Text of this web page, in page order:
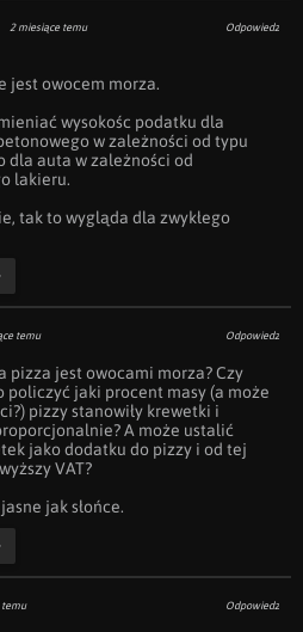
2 miesiące temu Odpowiedz
jest owocem morza.
wysokośc podatku dla
w zależności od typu
dla auta w zależności od
lakieru.
tak to wygląda dla zwykłego
temu Odpowiedz
pizza jest owocami morza? Czy
policzyć jaki procent masy (a może
pizzy stanowiły krewetki i
A może ustalić
jako dodatku do pizzy i od tej
VAT?
jak słońce.
temu Odpowiedz